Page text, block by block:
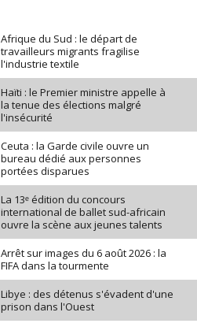
Afrique du Sud : le départ de
travailleurs migrants fragilise
l'industrie textile
Haïti : le Premier ministre appelle à
la tenue des élections malgré
l'insécurité
Ceuta : la Garde civile ouvre un
bureau dédié aux personnes
portées disparues
La 13ᵉ édition du concours
international de ballet sud-africain
ouvre la scène aux jeunes talents
Arrêt sur images du 6 août 2026 : la
FIFA dans la tourmente
Libye : des détenus s'évadent d'une
prison dans l'Ouest